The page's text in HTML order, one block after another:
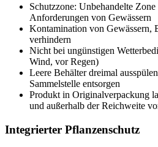
Schutzzone: Unbehandelte
Anforderungen von Gewässern
Kontamination von Gewässern,
verhindern
Nicht bei ungünstigen
Wind, vor Regen)
Leere Behälter dreimal
Sammelstelle entsorgen
Produkt in Originalverpackung
und außerhalb der Reichweite
Integrierter Pflanzenschutz